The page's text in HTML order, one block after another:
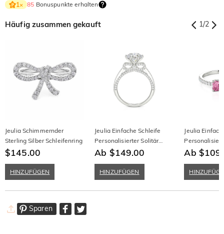
1× 85 Bonuspunkte erhalten
Häufig zusammen gekauft 1/2
Jeulia Schimmernder
Sterling Silber Schleifenring
$145.00
HINZUFÜGEN
Jeulia Einfache Schleife
Personalisierter Solitär
Verlobungsring
Ab $149.00
HINZUFÜGEN
Jeulia
Ab
Sparen